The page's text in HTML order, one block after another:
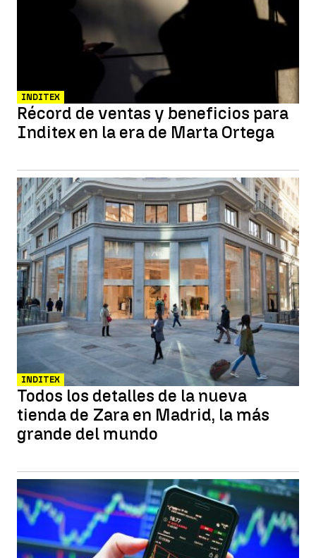
INDITEX
Récord de ventas y beneficios para
Inditex en la era de Marta Ortega
INDITEX
Todos los detalles de la nueva
tienda de Zara en Madrid, la más
grande del mundo